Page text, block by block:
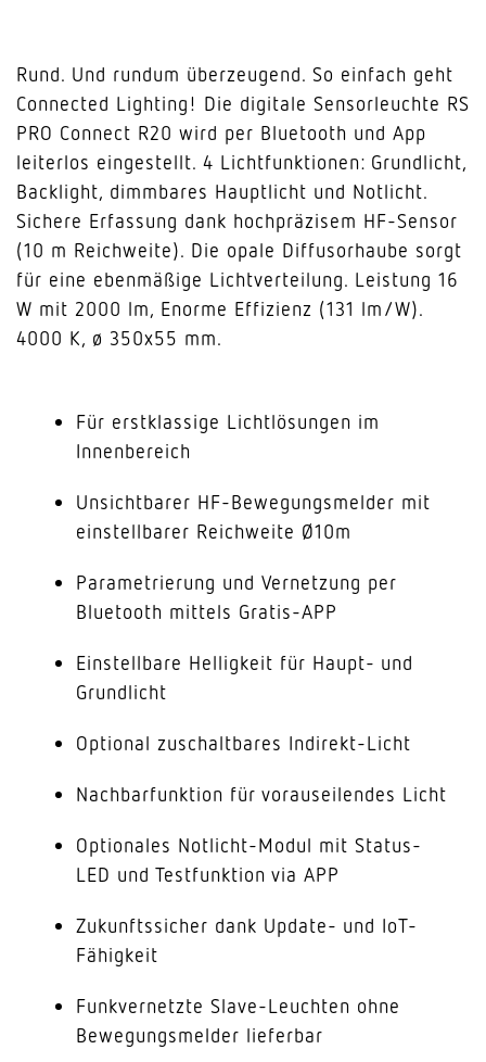
Rund. Und rundum überzeugend. So einfach geht
Connected Lighting! Die digitale Sensorleuchte RS
PRO Connect R20 wird per Bluetooth und App
leiterlos eingestellt. 4 Lichtfunktionen: Grundlicht,
Backlight, dimmbares Hauptlicht und Notlicht.
Sichere Erfassung dank hochpräzisem HF-Sensor
(10 m Reichweite). Die opale Diffusorhaube sorgt
für eine ebenmäßige Lichtverteilung. Leistung 16
W mit 2000 lm, Enorme Effizienz (131 lm/W).
4000 K, ø 350x55 mm.
Für erstklassige Lichtlösungen im
Innenbereich
Unsichtbarer HF-Bewegungsmelder mit
einstellbarer Reichweite Ø10m
Parametrierung und Vernetzung per
Bluetooth mittels Gratis-APP
Einstellbare Helligkeit für Haupt- und
Grundlicht
Optional zuschaltbares Indirekt-Licht
Nachbarfunktion für vorauseilendes Licht
Optionales Notlicht-Modul mit Status-
LED und Testfunktion via APP
Zukunftssicher dank Update- und IoT-
Fähigkeit
Funkvernetzte Slave-Leuchten ohne
Bewegungsmelder lieferbar